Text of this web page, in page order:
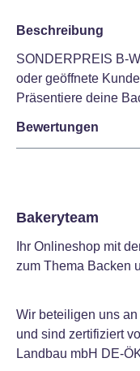
Beschreibung
SONDERPREIS B-
oder geöffnete
Präsentiere deine
Bewertungen
Bakeryteam
Ihr Onlineshop mit
zum Thema Backen
Wir beteiligen uns
und sind zertifiziert
Landbau mbH DE-